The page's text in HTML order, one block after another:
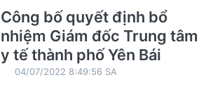
Công bố quyết định bổ
nhiệm Giám đốc Trung tâm
y tế thành phố Yên Bái
04/07/2022 8:49:56 SA